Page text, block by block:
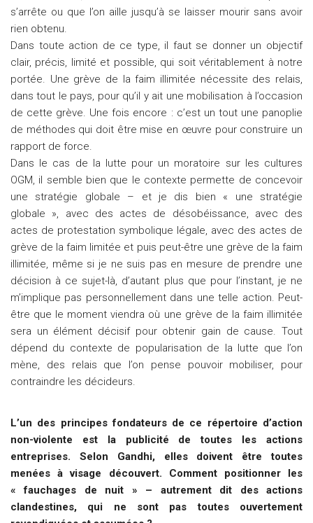
s’arrête ou que l’on aille jusqu’à se laisser mourir sans avoir
rien obtenu.
Dans toute action de ce type, il faut se donner un objectif
clair, précis, limité et possible, qui soit véritablement à notre
portée. Une grève de la faim illimitée nécessite des relais,
dans tout le pays, pour qu’il y ait une mobilisation à l’occasion
de cette grève. Une fois encore : c’est un tout une panoplie
de méthodes qui doit être mise en œuvre pour construire un
rapport de force.
Dans le cas de la lutte pour un moratoire sur les cultures
OGM, il semble bien que le contexte permette de concevoir
une stratégie globale – et je dis bien « une stratégie
globale », avec des actes de désobéissance, avec des
actes de protestation symbolique légale, avec des actes de
grève de la faim limitée et puis peut-être une grève de la faim
illimitée, même si je ne suis pas en mesure de prendre une
décision à ce sujet-là, d’autant plus que pour l’instant, je ne
m’implique pas personnellement dans une telle action. Peut-
être que le moment viendra où une grève de la faim illimitée
sera un élément décisif pour obtenir gain de cause. Tout
dépend du contexte de popularisation de la lutte que l’on
mène, des relais que l’on pense pouvoir mobiliser, pour
contraindre les décideurs.
L’un des principes fondateurs de ce répertoire d’action
non-violente est la publicité de toutes les actions
entreprises. Selon Gandhi, elles doivent être toutes
menées à visage découvert. Comment positionner les
« fauchages de nuit » – autrement dit des actions
clandestines, qui ne sont pas toutes ouvertement